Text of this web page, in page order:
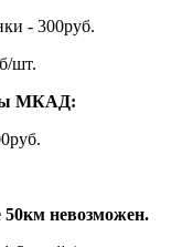
- 300руб.
шт.
МКАД:
невозможен.